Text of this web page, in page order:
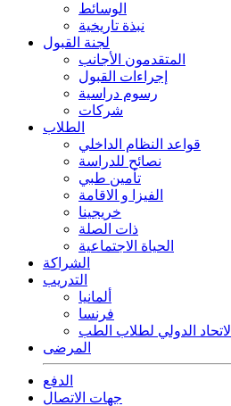
الوسائط
نبذة تاريخية
لجنة القبول
المتقدمون الأجانب
إجراءات القبول
رسوم دراسية
شركات
الطلاب
قواعد النظام الداخلي
نصائح للدراسة
تأمين طبي
الفيزا و الاقامة
خريجينا
ذات الصلة
الحياة الاجتماعية
الشراكة
التدريب
ألمانيا
فرنسا
الاتحاد الدولي لطلاب الطب
المرضى
الدفع
جهات الاتصال